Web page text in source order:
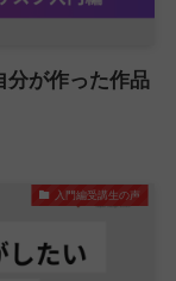
分が作った作品
入門編受講生の声